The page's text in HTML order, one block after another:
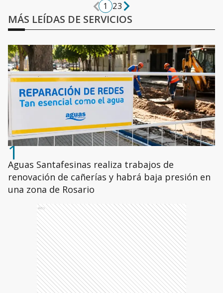
1 23
MÁS LEÍDAS DE SERVICIOS
1
Aguas Santafesinas realiza trabajos de
renovación de cañerías y habrá baja presión en
una zona de Rosario
Ads